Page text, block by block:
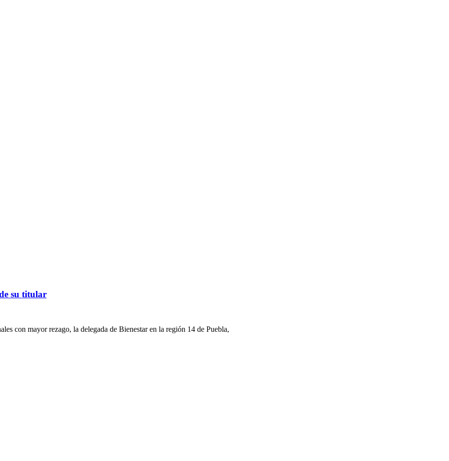
su titular
con mayor rezago, la delegada de Bienestar en la región 14 de Puebla,